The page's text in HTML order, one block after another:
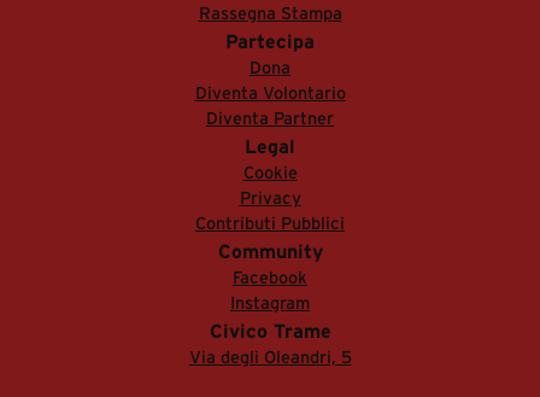
Rassegna Stampa
Partecipa
Dona
Diventa Volontario
Diventa Partner
Legal
Cookie
Privacy
Contributi Pubblici
Community
Facebook
Instagram
Civico Trame
Via degli Oleandri, 5